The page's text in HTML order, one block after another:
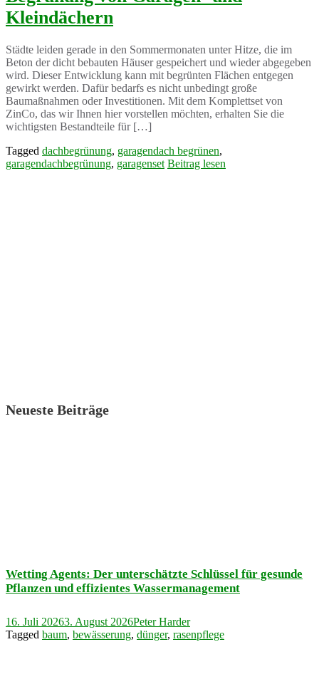
Kleindächern
Städte leiden gerade in den Sommermonaten unter Hitze, die im
Beton der dicht bebauten Häuser gespeichert und wieder abgegeben
wird. Dieser Entwicklung kann mit begrünten Flächen entgegen
gewirkt werden. Dafür bedarfs es nicht unbedingt große
Baumaßnahmen oder Investitionen. Mit dem Komplettset von
ZinCo, das wir Ihnen hier vorstellen möchten, erhalten Sie die
wichtigsten Bestandteile für […]
Tagged dachbegrünung, garagendach begrünen,
garagendachbegrünung, garagenset Beitrag lesen
Neueste Beiträge
Wetting Agents: Der unterschätzte Schlüssel für gesunde
Pflanzen und effizientes Wassermanagement
16. Juli 20263. August 2026Peter Harder
Tagged baum, bewässerung, dünger, rasenpflege